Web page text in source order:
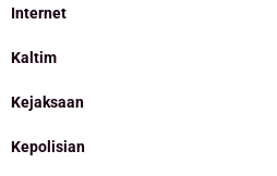
Internet
Kaltim
Kejaksaan
Kepolisian